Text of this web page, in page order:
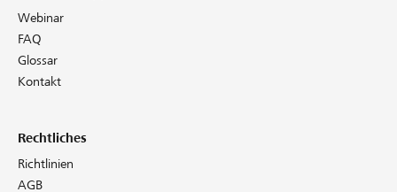
Webinar
FAQ
Glossar
Kontakt
Rechtliches
Richtlinien
AGB